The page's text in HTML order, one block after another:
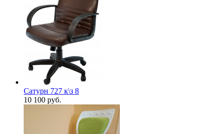
Сатурн 727 к\з 8
10 100 руб.